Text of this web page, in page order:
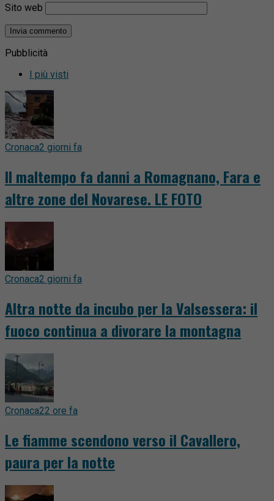
Sito web
Pubblicità
I più visti
Cronaca2 giorni fa
Il maltempo fa danni a Romagnano, Fara e
altre zone del Novarese. LE FOTO
Cronaca2 giorni fa
Altra notte da incubo per la Valsessera: il
fuoco continua a divorare la montagna
Cronaca22 ore fa
Le fiamme scendono verso il Cavallero,
paura per la notte